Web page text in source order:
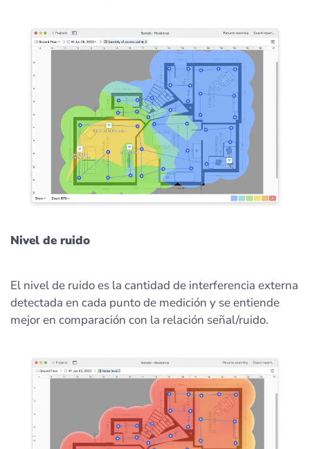
Nivel de ruido
El nivel de ruido es la cantidad de interferencia externa
detectada en cada punto de medición y se entiende
mejor en comparación con la relación señal/ruido.